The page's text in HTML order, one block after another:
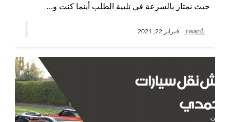
حيث نمتاز بالسرعة في تلبية الطلب أينما كنت و…
rwan1 فبراير 22, 2021